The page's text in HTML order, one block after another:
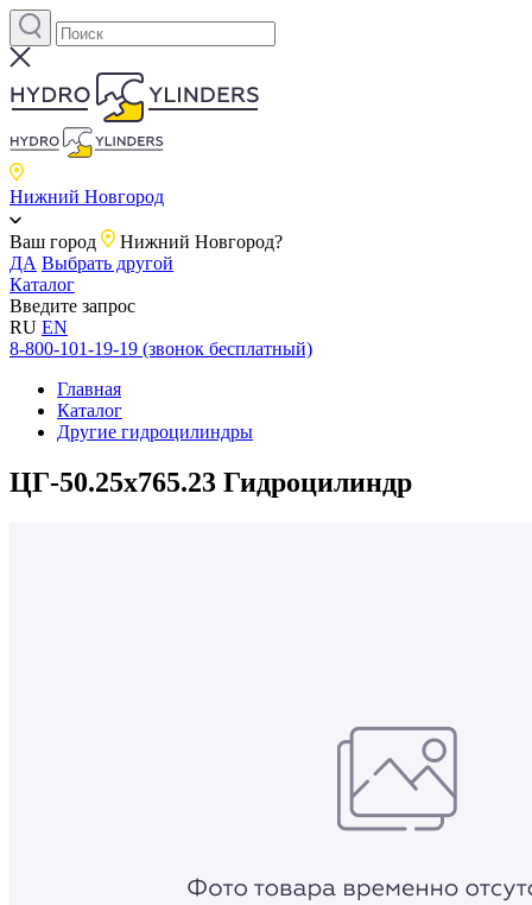
Нижний Новгород
Ваш город
Нижний Новгород?
ДА Выбрать другой
Каталог
Введите запрос
RU EN
8-800-101-19-19 (звонок бесплатный)
Главная
Каталог
Другие гидроцилиндры
ЦГ-50.25х765.23 Гидроцилиндр